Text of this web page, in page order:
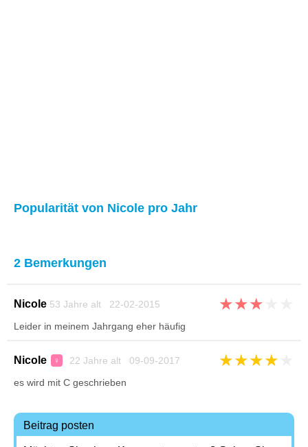
Popularität von Nicole pro Jahr
2 Bemerkungen
Nicole 53 Jahre alt 22-02-2015 ★★★
Leider in meinem Jahrgang eher häufig
Nicole ♀ 22 Jahre alt 09-09-2017 ★★★★
es wird mit C geschrieben
Beitrag posten